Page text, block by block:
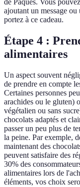
de Pâques. Vous
ajoutant un message
portez à ce cadeau.
Étape 4 :
alimentaires
Un aspect souvent
de prendre en compte
Certaines personnes
arachides ou le gluten)
végétalien ou sans
chocolats adaptés et
passer un peu plus de
la peine. Par exemple,
maintenant des
peuvent satisfaire des
30% des
alimentaires lors de
éléments, vos choix